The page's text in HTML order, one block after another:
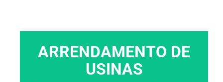
ARRENDAMENTO DE
USINAS